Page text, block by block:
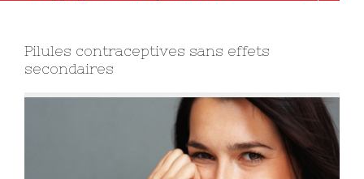
Pilules contraceptives sans effets
secondaires